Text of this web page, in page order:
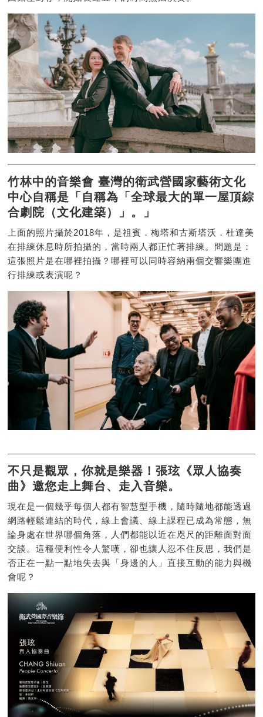
竹林中的音樂會 臺灣的衛武營國家藝術文化
中心自稱是「自稱為「全球最大的單一屋頂綜
合劇院（文化建築）」。」
上面的照片攝於2018年，是祖賓．梅塔和古斯塔沃．杜達美
在排練休息時所拍攝的，當時兩人都正忙著排練。問題是：
這張照片是在哪裡拍攝？哪裡可以同時容納兩個交響樂團進
行排練或表演呢？
不只是觀眾，你就是樂器！張玹《眾人協奏
曲》邀您走上舞台、走入音樂。
現在是一個幾乎每個人都有智慧型手機，隨時隨地都能透過
網路輕鬆連結的時代，線上會議、線上課程已成為常態，無
論身處在世界哪個角落，人們都能以近在咫尺的距離面對面
交談。這種便利性令人驚嘆，卻也讓人忍不住反思，我們是
否正在一點一點地失去與「身邊的人」直接互動的能力與機
會呢？